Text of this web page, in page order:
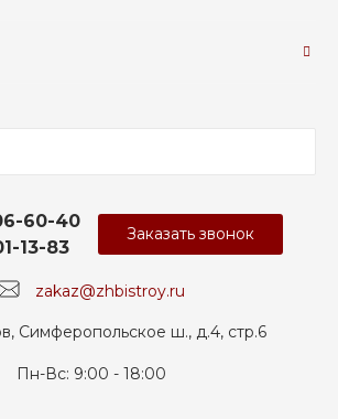
60-40
13-83
zakaz@zhbistroy.ru
Заказать звонок
Симферопольское ш., д.4, стр.6
Пн-Вс: 9:00 - 18:00